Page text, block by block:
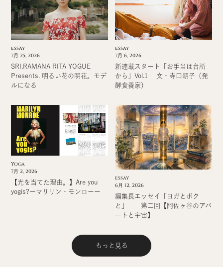
essay
7月 25, 2026
SRI.RAMANA RITA YOGUE
Presents. 明るい花の明花。モデ
ルになる
essay
7月 6, 2026
新連載スタート「お手当は台所
から」Vol.1 文・寺口朝子（発
酵食養家）
Yoga
7月 2, 2026
【光を当てた理由。】Are you
yogis?ーマリリン・モンローー
essay
6月 12, 2026
編集長エッセイ「ヨガとボク
と」 第二回【阿佐ヶ谷のアパ
ートと宇宙】
もっと見る